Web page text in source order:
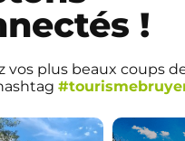
!
vos plus beaux coups